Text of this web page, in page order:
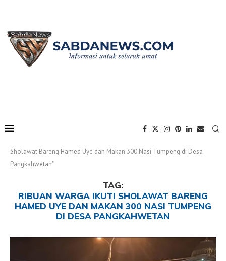
Sholawat Bareng Hamed Uye dan Makan 300 Nasi Tumpeng di Desa
Pangkahwetan"
TAG:
RIBUAN WARGA IKUTI SHOLAWAT BARENG
HAMED UYE DAN MAKAN 300 NASI TUMPENG
DI DESA PANGKAHWETAN